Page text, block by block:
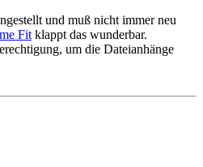
und muß nicht immer neu
Fit klappt das wunderbar.
um die Dateianhänge